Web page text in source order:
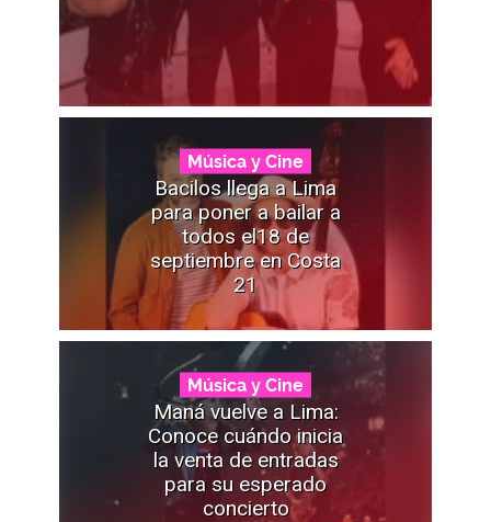
Música y Cine
Bacilos llega a Lima
para poner a bailar a
todos el18 de
septiembre en Costa
21
Música y Cine
Maná vuelve a Lima:
Conoce cuándo inicia
la venta de entradas
para su esperado
concierto